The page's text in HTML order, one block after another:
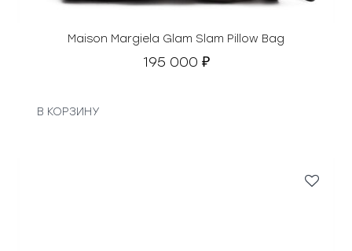
Maison Margiela Glam Slam Pillow Bag
195 000 ₽
В КОРЗИНУ